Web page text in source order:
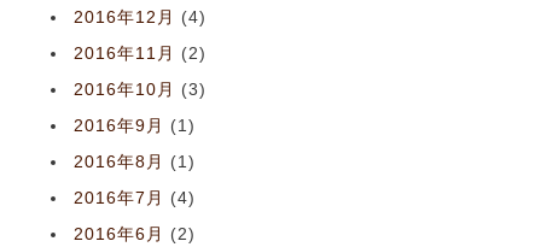
2016年12月
(4)
2016年11月
(2)
2016年10月
(3)
2016年9月
(1)
2016年8月
(1)
2016年7月
(4)
2016年6月
(2)